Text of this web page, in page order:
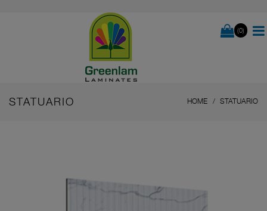
(0)
STATUARIO HOME STATUARIO